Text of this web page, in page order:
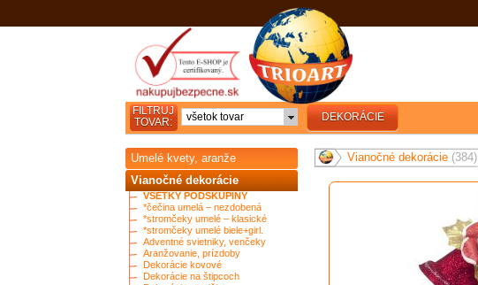
FILTRUJ
TOVAR:
všetok tovar DEKORÁCIE
Umelé kvety, aranže
Vianočné dekorácie
VŠETKY PODSKUPINY
*čečina umelá – nezdobená
*stromčeky umelé – klasické
*stromčeky umelé biele+girl.
Adventné svietniky, venčeky
Aranžovanie, prízdoby
Dekorácie kovové
Dekorácie na štipcoch
Vianočné dekorácie (384)